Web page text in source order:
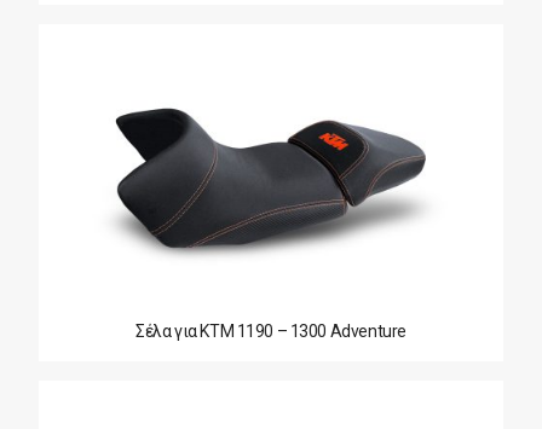
Σέλα για KTM 1190 – 1300 Adventure